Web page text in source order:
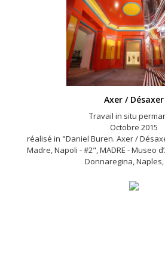
Axer / Désaxer
Travail in situ
Octobre 2015
réalisé in "Daniel Buren. Axer /
Madre, Napoli - #2", MADRE - Museo
Donnaregina,